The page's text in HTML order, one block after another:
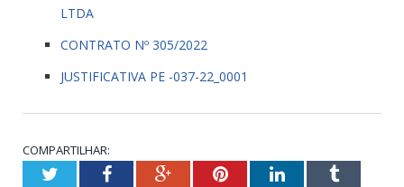
LTDA
CONTRATO Nº 305/2022
JUSTIFICATIVA PE -037-22_0001
COMPARTILHAR:
TwitterFacebookGoogle+PinterestLinkedInTumblr